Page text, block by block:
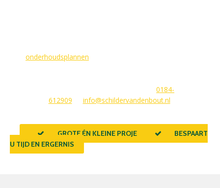
onderhoudsplannen
0184-
612909
info@schildervandenbout.nl
GROTE ÉN KLEINE PROJECTEN
BESPAART
U TIJD EN ERGERNIS